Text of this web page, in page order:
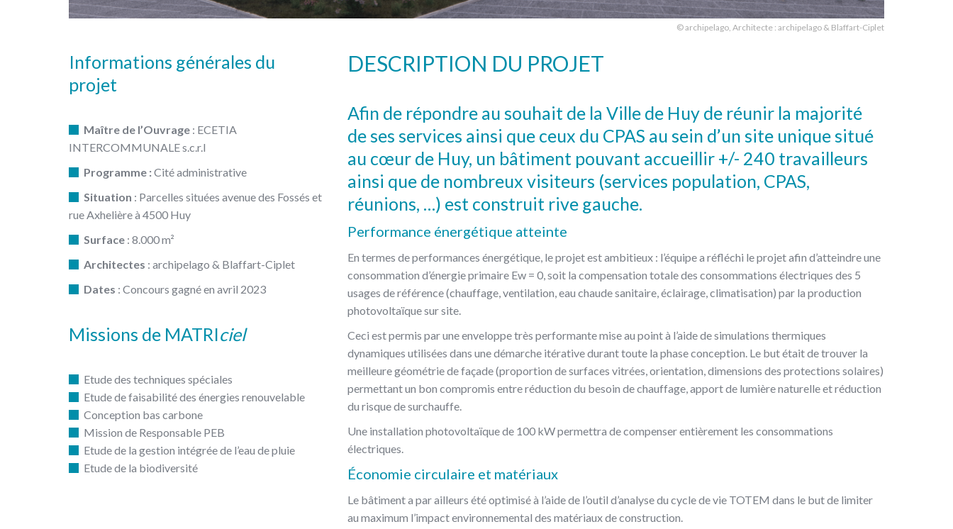
© archipelago, Architecte : archipelago & Blaffart-Ciplet
Informations générales du
projet
Maître de l’Ouvrage : ECETIA
INTERCOMMUNALE s.c.r.l
Programme :Cité administrative
Situation : Parcelles situées avenue des Fossés et
rue Axhelière à 4500 Huy
Surface : 8.000 m²
Architectes : archipelago & Blaffart-Ciplet
Dates : Concours gagné en avril 2023
Missions de MATRIciel
Etude des techniques spéciales
Etude de faisabilité des énergies renouvelable
Conception bas carbone
Mission de Responsable PEB
Etude de la gestion intégrée de l’eau de pluie
Etude de la biodiversité
DESCRIPTION DU PROJET
Afin de répondre au souhait de la Ville de Huy de réunir la majorité
de ses services ainsi que ceux du CPAS au sein d’un site unique situé
au cœur de Huy, un bâtiment pouvant accueillir +/- 240 travailleurs
ainsi que de nombreux visiteurs (services population, CPAS,
réunions, …) est construit rive gauche.
Performance énergétique atteinte
En termes de performances énergétique, le projet est ambitieux : l’équipe a réfléchi le projet afin d’atteindre une
consommation d’énergie primaire Ew = 0, soit la compensation totale des consommations électriques des 5
usages de référence (chauffage, ventilation, eau chaude sanitaire, éclairage, climatisation) par la production
photovoltaïque sur site.
Ceci est permis par une enveloppe très performante mise au point à l’aide de simulations thermiques
dynamiques utilisées dans une démarche itérative durant toute la phase conception. Le but était de trouver la
meilleure géométrie de façade (proportion de surfaces vitrées, orientation, dimensions des protections solaires)
permettant un bon compromis entre réduction du besoin de chauffage, apport de lumière naturelle et réduction
du risque de surchauffe.
Une installation photovoltaïque de 100 kW permettra de compenser entièrement les consommations
électriques.
Économie circulaire et matériaux
Le bâtiment a par ailleurs été optimisé à l’aide de l’outil d’analyse du cycle de vie TOTEM dans le but de limiter
au maximum l’impact environnemental des matériaux de construction.